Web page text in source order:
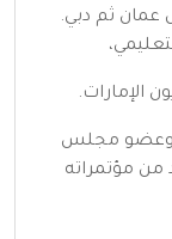
عمان ثم دبي.
الإمارات.
وعضو مجلس
من مؤتمراته